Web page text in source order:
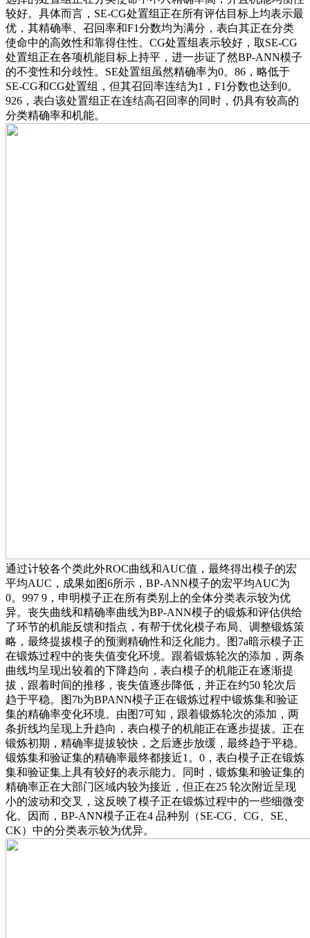
较好。具体而言，SE-CG处置组正在所有评估目标上均表示最
优，其精确率、召回率和F1分数均为满分，表白其正在分类
使命中的高效性和靠得住性。CG处置组表示较好，取SE-CG
处置组正在各项机能目标上持平，进一步证了然BP-ANN模子
的不变性和分歧性。SE处置组虽然精确率为0。86，略低于
SE-CG和CG处置组，但其召回率连结为1，F1分数也达到0。
926，表白该处置组正在连结高召回率的同时，仍具有较高的
分类精确率和机能。
通过计较各个类此外ROC曲线和AUC值，最终得出模子的宏
平均AUC，成果如图6所示，BP-ANN模子的宏平均AUC为
0。997 9，申明模子正在所有类别上的全体分类表示较为优
异。丧失曲线和精确率曲线为BP-ANN模子的锻炼和评估供给
了环节的机能反馈和指点，有帮于优化模子布局、调整锻炼策
略，最终提拔模子的预测精确性和泛化能力。图7a暗示模子正
在锻炼过程中的丧失值变化环境。跟着锻炼轮次的添加，两条
曲线均呈现出较着的下降趋向，表白模子的机能正在逐渐提
拔，跟着时间的推移，丧失值逐步降低，并正在约50 轮次后
趋于平稳。图7b为BPANN模子正在锻炼过程中锻炼集和验证
集的精确率变化环境。由图7可知，跟着锻炼轮次的添加，两
条折线均呈现上升趋向，表白模子的机能正在逐步提拔。正在
锻炼初期，精确率提拔较快，之后逐步放缓，最终趋于平稳。
锻炼集和验证集的精确率最终都接近1。0，表白模子正在锻炼
集和验证集上具有较好的表示能力。同时，锻炼集和验证集的
精确率正在大部门区域内较为接近，但正在25 轮次附近呈现
小的波动和交叉，这反映了模子正在锻炼过程中的一些细微变
化。因而，BP-ANN模子正在4 品种别（SE-CG、CG、SE、
CK）中的分类表示较为优异。